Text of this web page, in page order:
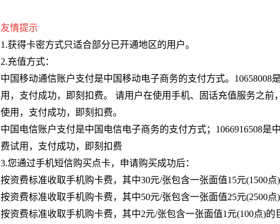
友情提示
1.获得卡密方式只适合部分已开通地区的用户。
2.充值方式：
中国移动通信账户支付是中国移动电子商务的支付方式。
用，支付成功，即刻扣费。 请用户在使用手机、固话充值服务之
使用，支付成功，即刻扣费。
中国电信账户支付是中国电信电子商务的支付方式；1066916508
费试用，支付成功，即刻扣费
3.您通过手机短信购买点卡，申请购买成功后：
按资费标准收取手机购卡费，其中30元/张包含一张面值15元(1500
按资费标准收取手机购卡费，其中50元/张包含一张面值25元(2500
按资费标准收取手机购卡费，其中2元/张包含一张面值1元(100点)